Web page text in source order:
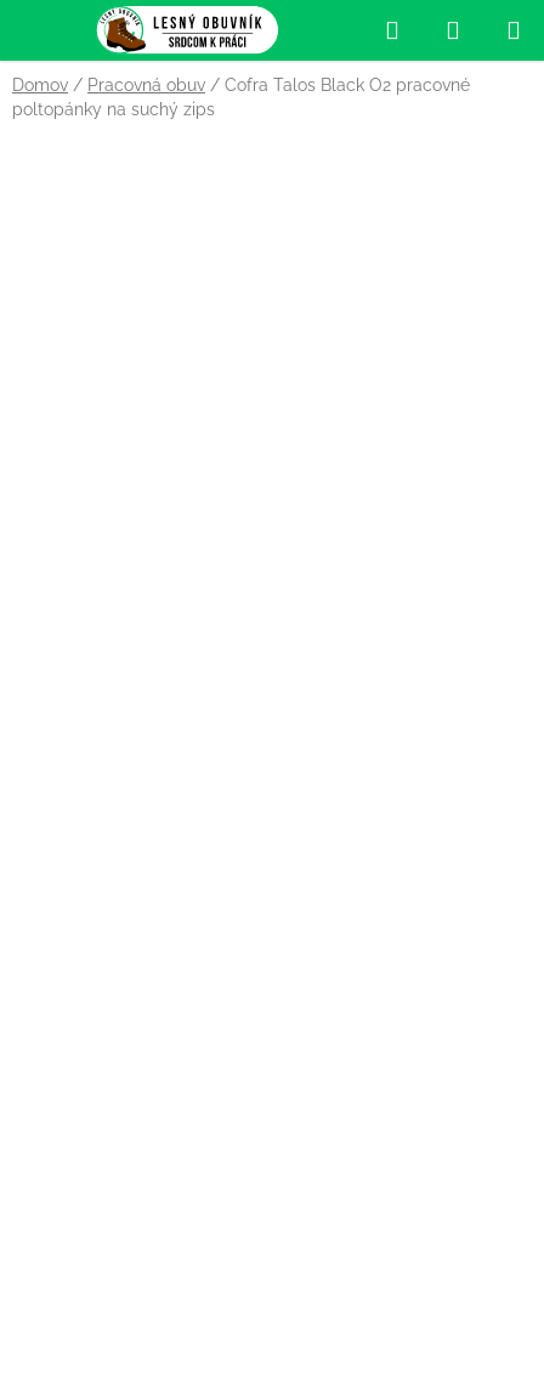
obsah
Hľadať
KOŠÍK
Domov / Pracovná obuv / Cofra Talos Black O2 pracovné
poltopánky na suchý zips